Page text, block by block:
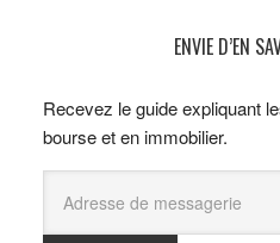
ENVIE D’EN
Recevez le guide expliquant
bourse et en immobilier.